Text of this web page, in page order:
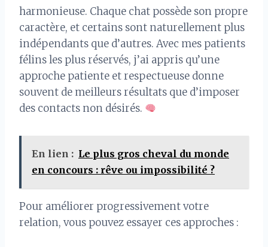
harmonieuse. Chaque chat possède son propre
caractère, et certains sont naturellement plus
indépendants que d’autres. Avec mes patients
félins les plus réservés, j’ai appris qu’une
approche patiente et respectueuse donne
souvent de meilleurs résultats que d’imposer
des contacts non désirés.
En lien : Le plus gros cheval du monde
en concours : rêve ou impossibilité ?
Pour améliorer progressivement votre
relation, vous pouvez essayer ces approches :